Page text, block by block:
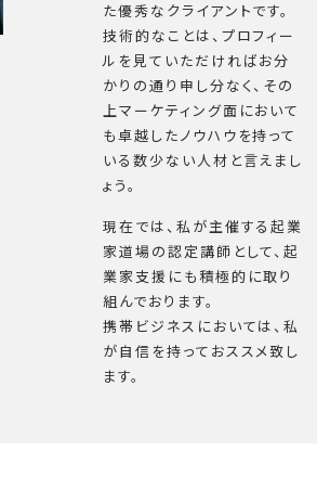
た優秀なクライアントです。
技術的なことは、プロフィー
ルを見ていただければお分
かりの通り申し分なく、その
上マーケティング面において
も卓越したノウハウを持って
いる数少ない人材と言えまし
ょう。
現在では、私が主催する起業
家道場の認定講師として、起
業家支援にも積極的に取り
組んでおります。
携帯ビジネスにおいては、私
が自信を持っておススメ致し
ます。